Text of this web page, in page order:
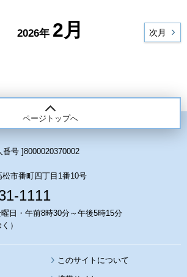
2026年 2月 次月
ページトップへ
番号 ]8000020370002
市番町四丁目1番10号
1111
日・午前8時30分～午後5時15分
）
このサイトについて